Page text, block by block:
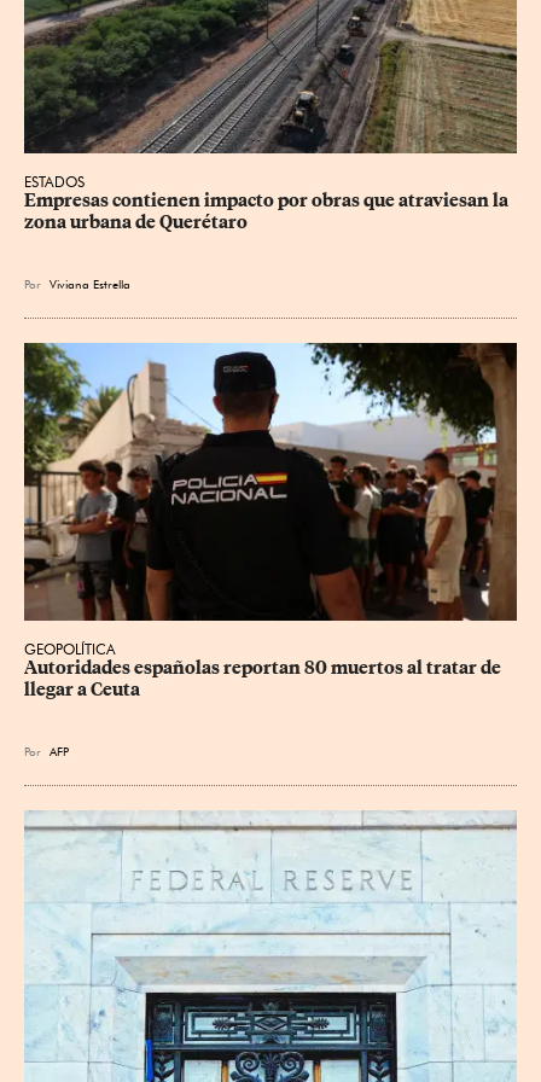
ESTADOS
Empresas contienen impacto por obras que atraviesan la
zona urbana de Querétaro
Por Viviana Estrella
GEOPOLÍTICA
Autoridades españolas reportan 80 muertos al tratar de
llegar a Ceuta
Por AFP